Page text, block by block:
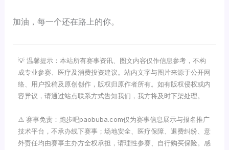
加油，每一个还在路上的你。
💡 温馨提示：本站所有赛事资讯、图文内容仅作信息参考，不构
成专业参赛、医疗及消费投资建议。站内文字与图片来源于公开网
络、用户投稿及原创创作，版权归原作者所有。如有版权侵权或内
容异议，请通过站点联系方式告知我们，我方将及时下架处理。
⚠️ 赛事免责：跑步吧paobuba.com仅为赛事信息展示与报名推广
技术平台，不承办线下赛事；场地安全、医疗保障、退费纠纷、意
外责任均由赛事主办方全权承担，请理性参赛、自行购买保险。感